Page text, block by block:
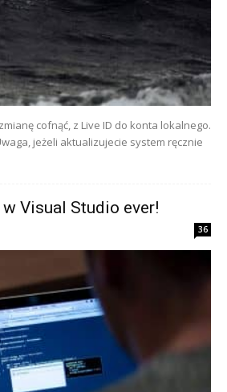
zmianę cofnąć, z Live ID do konta lokalnego.
jeżeli aktualizujecie system ręcznie
Visual Studio ever!
36